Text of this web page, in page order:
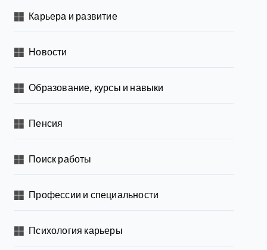
Карьера и развитие
Новости
Образование, курсы и навыки
Пенсия
Поиск работы
Профессии и специальности
Психология карьеры